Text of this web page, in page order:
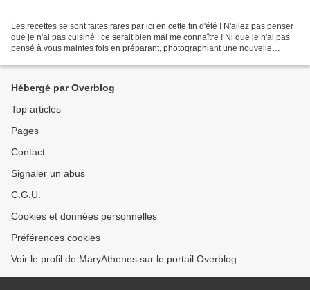
Les recettes se sont faites rares par ici en cette fin d'été ! N'allez pas penser
que je n'ai pas cuisiné : ce serait bien mal me connaître ! Ni que je n'ai pas
pensé à vous maintes fois en préparant, photographiant une nouvelle
Hébergé par Overblog
Top articles
Pages
Contact
Signaler un abus
C.G.U.
Cookies et données personnelles
Préférences cookies
Voir le profil de MaryAthenes sur le portail Overblog